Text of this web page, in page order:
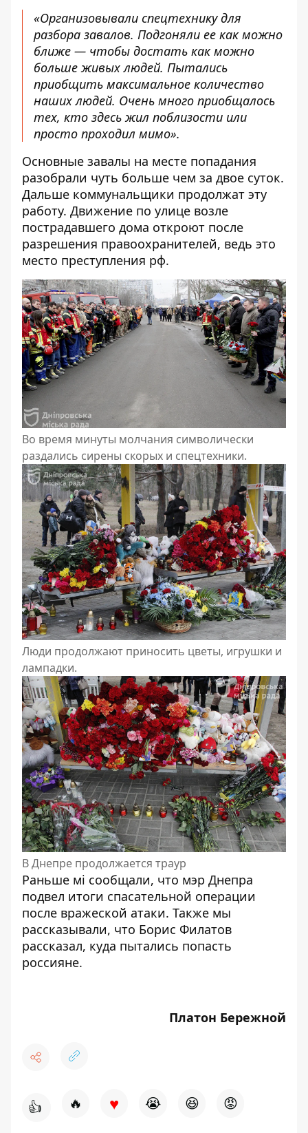
«Организовывали спецтехнику для
разбора завалов. Подгоняли ее как можно
ближе — чтобы достать как можно
больше живых людей. Пытались
приобщить максимальное количество
наших людей. Очень много приобщалось
тех, кто здесь жил поблизости или
просто проходил мимо».
Основные завалы на месте попадания
разобрали чуть больше чем за двое суток.
Дальше коммунальщики продолжат эту
работу. Движение по улице возле
пострадавшего дома откроют после
разрешения правоохранителей, ведь это
место преступления рф.
Во время минуты молчания символически
раздались сирены скорых и спецтехники.
Люди продолжают приносить цветы, игрушки и
лампадки.
В Днепре продолжается траур
Раньше мі сообщали, что мэр Днепра
подвел итоги спасательной операции
после вражеской атаки. Также мы
рассказывали, что Борис Филатов
рассказал, куда пытались попасть
россияне.
Платон Бережной
👍 🔥 ♥ 😭 😆 😡